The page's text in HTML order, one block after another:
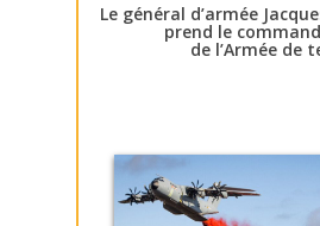
Le général d’armée
prend le
de l’Armée de